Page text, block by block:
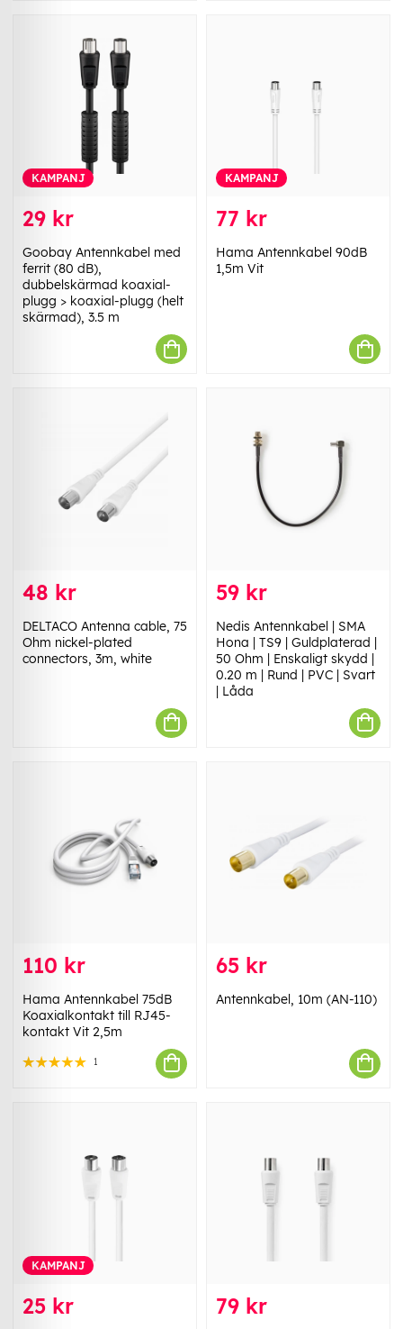
KAMPANJ
29 kr
Goobay Antennkabel med
ferrit (80 dB),
dubbelskärmad koaxial-
plugg > koaxial-plugg (helt
skärmad), 3.5 m
KAMPANJ
77 kr
Hama Antennkabel 90dB
1,5m Vit
48 kr
DELTACO Antenna cable, 75
Ohm nickel-plated
connectors, 3m, white
59 kr
Nedis Antennkabel | SMA
Hona | TS9 | Guldplaterad |
50 Ohm | Enskaligt skydd |
0.20 m | Rund | PVC | Svart
| Låda
110 kr
Hama Antennkabel 75dB
Koaxialkontakt till RJ45-
kontakt Vit 2,5m
1
65 kr
Antennkabel, 10m (AN-110)
KAMPANJ
25 kr 79 kr